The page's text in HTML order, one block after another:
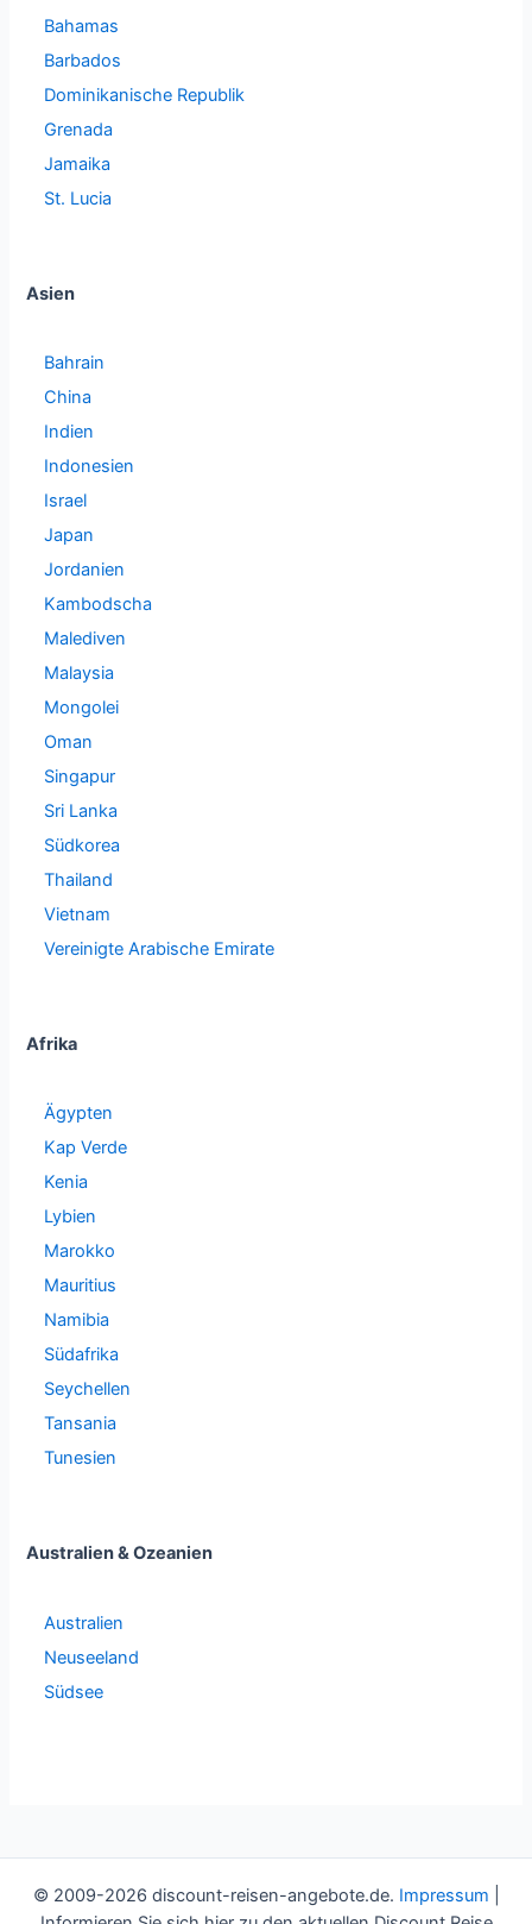
Bahamas
Barbados
Dominikanische Republik
Grenada
Jamaika
St. Lucia
Asien
Bahrain
China
Indien
Indonesien
Israel
Japan
Jordanien
Kambodscha
Malediven
Malaysia
Mongolei
Oman
Singapur
Sri Lanka
Südkorea
Thailand
Vietnam
Vereinigte Arabische Emirate
Afrika
Ägypten
Kap Verde
Kenia
Lybien
Marokko
Mauritius
Namibia
Südafrika
Seychellen
Tansania
Tunesien
Australien & Ozeanien
Australien
Neuseeland
Südsee
© 2009-2026 discount-reisen-angebote.de. Impressum